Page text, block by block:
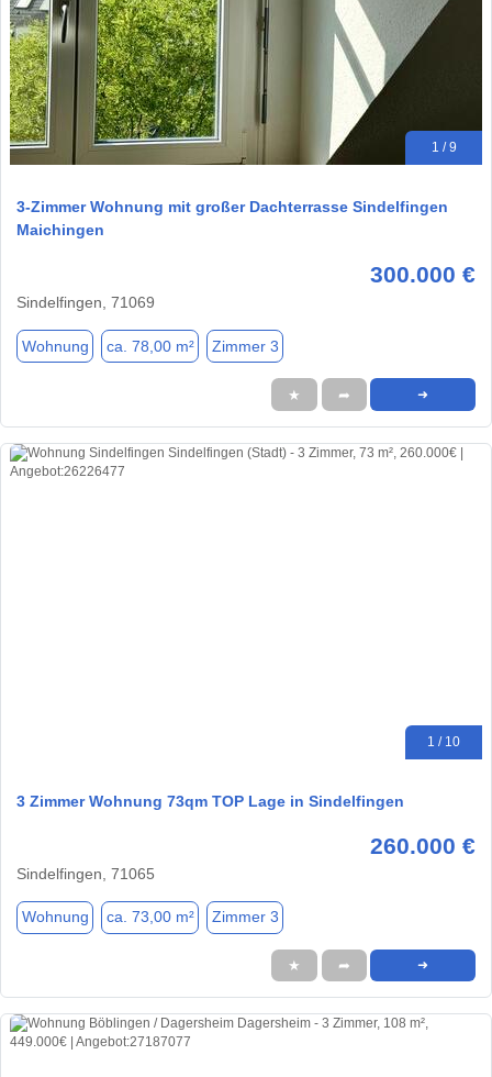
1 / 9
3-Zimmer Wohnung mit großer Dachterrasse Sindelfingen
Maichingen
300.000 €
Sindelfingen, 71069
Wohnung ca. 78,00 m² Zimmer 3
★ ➦ ➜
1 / 10
3 Zimmer Wohnung 73qm TOP Lage in Sindelfingen
260.000 €
Sindelfingen, 71065
Wohnung ca. 73,00 m² Zimmer 3
★ ➦ ➜